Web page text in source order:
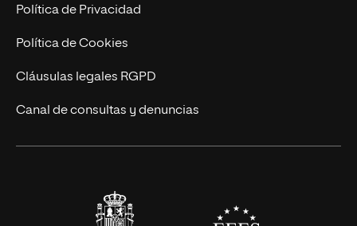
Ingeniería
Diseño
Ciencias de la Salud
Política de Privacidad
Política de Cookies
Cláusulas legales RGPD
Canal de consultas y denuncias